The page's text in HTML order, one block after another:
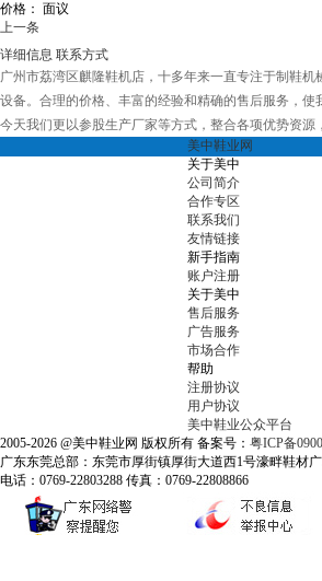
价格： 面议
上一条
详细信息 联系方式
广州市荔湾区麒隆鞋机店，十多年来一直专注于制鞋
设备。合理的价格、丰富的经验和精确的售后服务，
今天我们更以参股生产厂家等方式，整合各项优势资
美中鞋业网
关于美中
公司简介
合作专区
联系我们
友情链接
新手指南
账户注册
关于美中
售后服务
广告服务
市场合作
帮助
注册协议
用户协议
美中鞋业公众平台
2005-2026 @美中鞋业网 版权所有 备案号： 粤ICP备
广东东莞总部：东莞市厚街镇厚街大道西1号濠畔鞋材
电话：0769-22803288 传真：0769-22808866